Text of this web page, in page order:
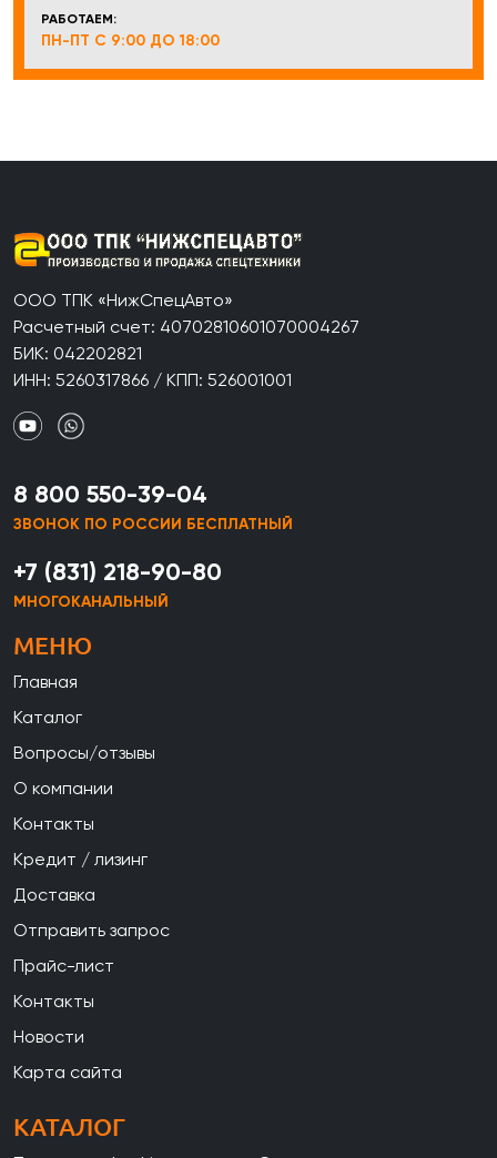
РАБОТАЕМ:
ПН-ПТ С 9:00 ДО 18:00
ООО ТПК «НижСпецАвто»
Расчетный счет: 40702810601070004267
БИК: 042202821
ИНН: 5260317866 / КПП: 526001001
8 800 550-39-04
ЗВОНОК ПО РОССИИ БЕСПЛАТНЫЙ
+7 (831) 218-90-80
МНОГОКАНАЛЬНЫЙ
МЕНЮ
Главная
Каталог
Вопросы/отзывы
О компании
Контакты
Кредит / лизинг
Доставка
Отправить запрос
Прайс-лист
Контакты
Новости
Карта сайта
КАТАЛОГ